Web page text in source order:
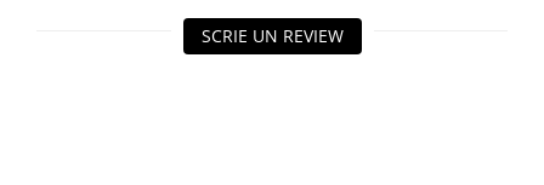
SCRIE UN REVIEW